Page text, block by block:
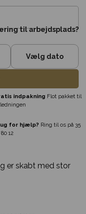
er skabt med stor
til arbejdsplads?
Vælg dato